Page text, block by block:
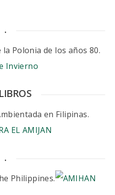
.
Polonia de los años 80.
en Filipinas.
.
Philippines.